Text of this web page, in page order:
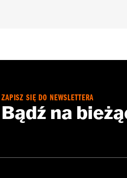
ZAPISZ SIĘ DO NEWSLETTERA
Bądź na